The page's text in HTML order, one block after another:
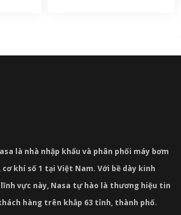
là nhà nhập khẩu và phân phối máy bơm
khí số 1 tại Việt Nam. Với bề dày kinh
vực này, Nasa tự hào là thương hiệu tin
hàng trên khắp 63 tỉnh, thành phố.